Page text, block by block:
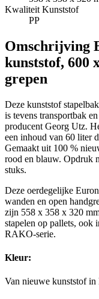
Kwaliteit Kunststof
PP
Omschrijving
kunststof, 600
grepen
Deze kunststof
is tevens transportbak
producent Georg Utz.
een inhoud van 60 liter
Gemaakt uit 100 %
rood en blauw. Opdruk
stuks.
Deze oerdegelijke
wanden en open
zijn 558 x 358 x 320
stapelen op pallets, ook
RAKO-serie.
Kleur:
Van nieuwe kunststof